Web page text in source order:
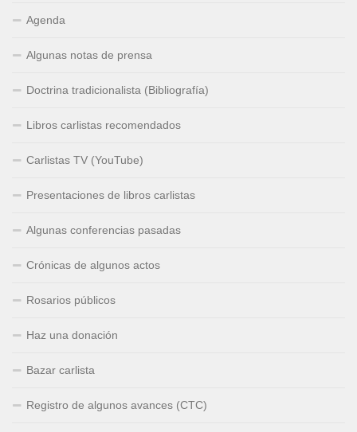
Agenda
Algunas notas de prensa
Doctrina tradicionalista (Bibliografía)
Libros carlistas recomendados
Carlistas TV (YouTube)
Presentaciones de libros carlistas
Algunas conferencias pasadas
Crónicas de algunos actos
Rosarios públicos
Haz una donación
Bazar carlista
Registro de algunos avances (CTC)